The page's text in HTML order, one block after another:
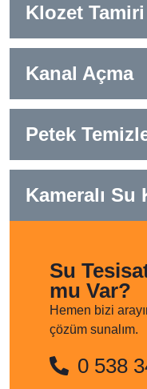
Klozet Tamiri
Kanal Açma
Petek
Kameralı Su
Su
mu Var?
Hemen bizi
çözüm sunalım.
0 538